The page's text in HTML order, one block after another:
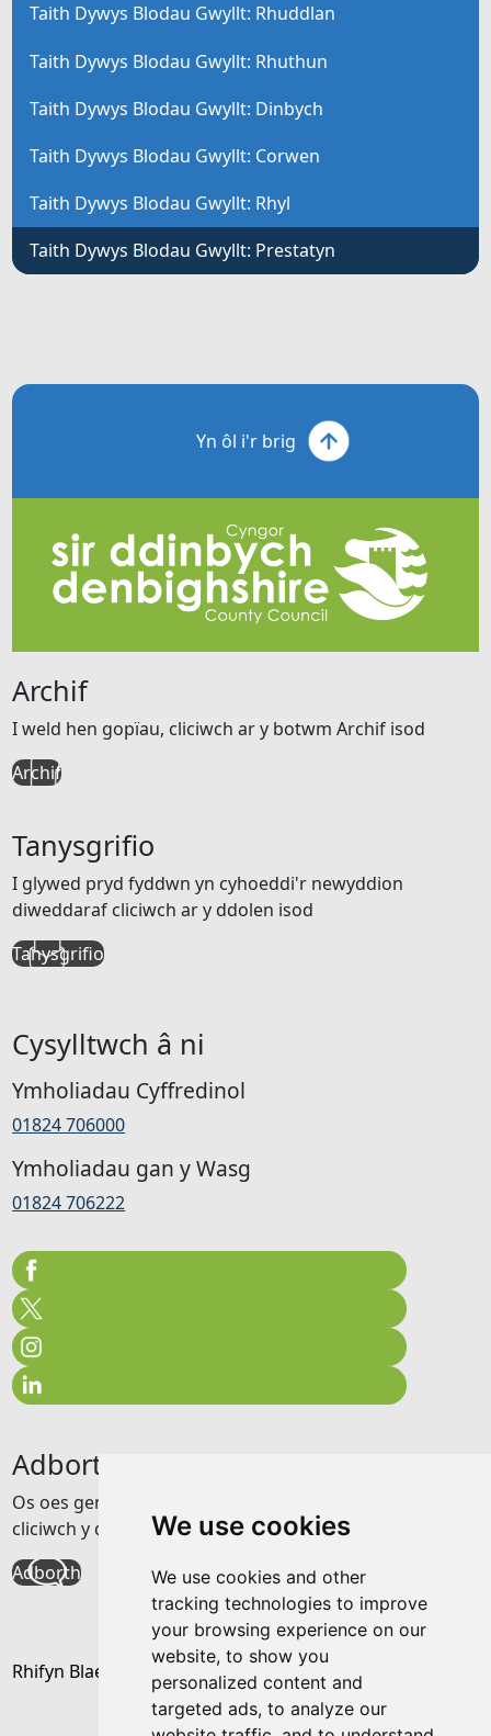
We use cookies
We use cookies and other
tracking technologies to improve
your browsing experience on our
website, to show you
personalized content and
targeted ads, to analyze our
Taith Dywys Blodau Gwyllt: Rhuddlan
Taith Dywys Blodau Gwyllt: Rhuthun
Taith Dywys Blodau Gwyllt: Dinbych
Taith Dywys Blodau Gwyllt: Corwen
Taith Dywys Blodau Gwyllt: Rhyl
Taith Dywys Blodau Gwyllt: Prestatyn
Yn ôl i'r brig
Archif
I weld hen gopïau, cliciwch ar y botwm Archif isod
Archif
Tanysgrifio
I glywed pryd fyddwn yn cyhoeddi'r newyddion
diweddaraf cliciwch ar y ddolen isod
Tanysgrifio
Cysylltwch â ni
Ymholiadau Cyffredinol
01824 706000
Ymholiadau gan y Wasg
01824 706222
Adborth
Os oes gennych unrhyw adborth am y wefan hon
cliciwch y ddolen isod
Adborth
Rhifyn Blaenorol